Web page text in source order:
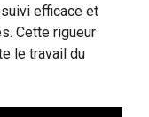
efficace et
Cette rigueur
le travail du